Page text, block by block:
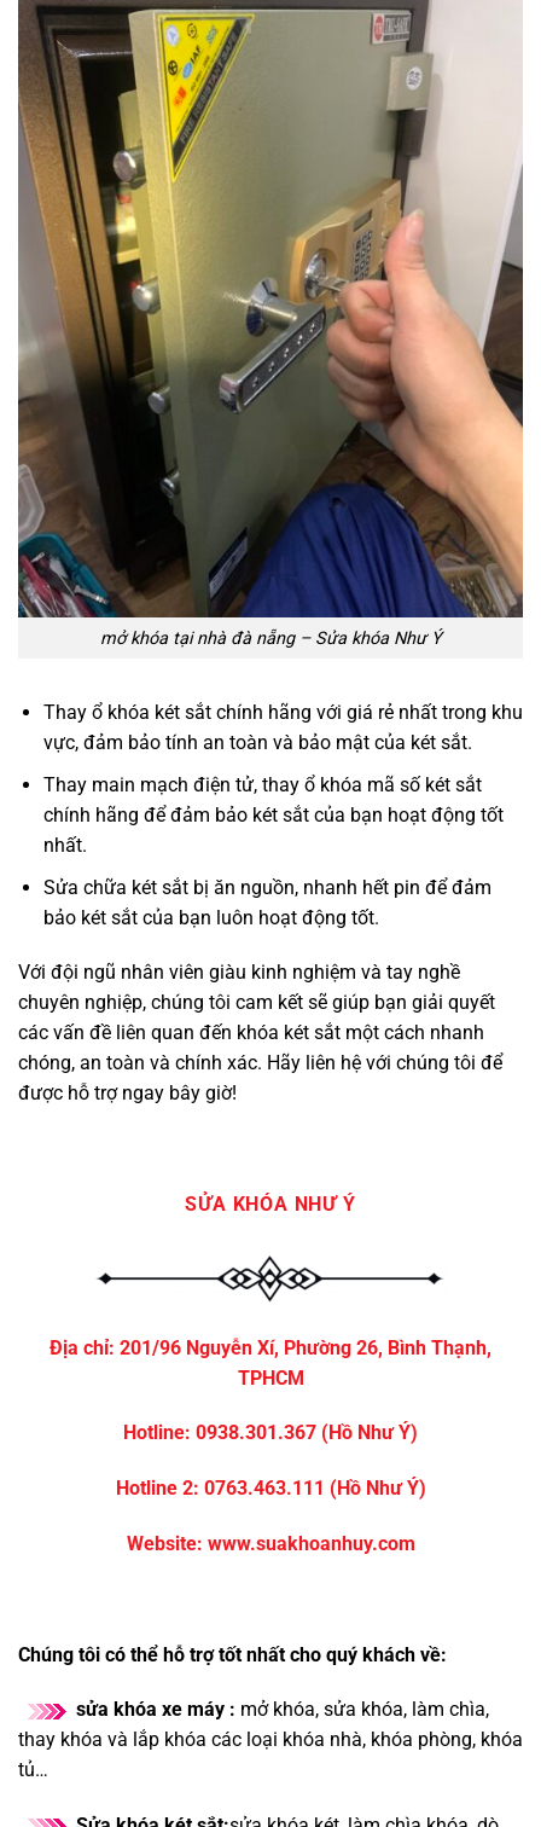
mở khóa tại nhà đà nẵng – Sửa khóa Như Ý
Thay ổ khóa két sắt chính hãng với giá rẻ nhất trong khu
vực, đảm bảo tính an toàn và bảo mật của két sắt.
Thay main mạch điện tử, thay ổ khóa mã số két sắt
chính hãng để đảm bảo két sắt của bạn hoạt động tốt
nhất.
Sửa chữa két sắt bị ăn nguồn, nhanh hết pin để đảm
bảo két sắt của bạn luôn hoạt động tốt.
Với đội ngũ nhân viên giàu kinh nghiệm và tay nghề
chuyên nghiệp, chúng tôi cam kết sẽ giúp bạn giải quyết
các vấn đề liên quan đến khóa két sắt một cách nhanh
chóng, an toàn và chính xác. Hãy liên hệ với chúng tôi để
được hỗ trợ ngay bây giờ!
SỬA KHÓA NHƯ Ý
Địa chỉ: 201/96 Nguyễn Xí, Phường 26, Bình Thạnh,
TPHCM
Hotline: 0938.301.367 (Hồ Như Ý)
Hotline 2: 0763.463.111 (Hồ Như Ý)
Website: www.suakhoanhuy.com
Chúng tôi có thể hỗ trợ tốt nhất cho quý khách về:
sửa khóa xe máy : mở khóa, sửa khóa, làm chìa,
thay khóa và lắp khóa các loại khóa nhà, khóa phòng, khóa
tủ…